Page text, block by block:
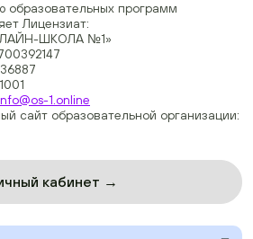
образовательных программ
Лицензиат:
ШКОЛА №1»
1.online
сайт образовательной организации:
кабинет →